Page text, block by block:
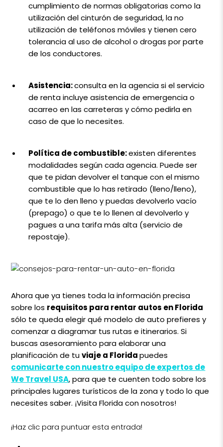
cumplimiento de normas obligatorias como la
utilización del cinturón de seguridad, la no
utilización de teléfonos móviles y tienen cero
tolerancia al uso de alcohol o drogas por parte
de los conductores.
Asistencia:consulta en la agencia si el servicio
de renta incluye asistencia de emergencia o
acarreo en las carreteras y cómo pedirla en
caso de que lo necesites.
Política de combustible:existen diferentes
modalidades según cada agencia. Puede ser
que te pidan devolver el tanque con el mismo
combustible que lo has retirado (lleno/lleno),
que te lo den lleno y puedas devolverlo vacío
(prepago) o que te lo llenen al devolverlo y
pagues a una tarifa más alta (servicio de
repostaje).
Ahora que ya tienes toda la información precisa
sobre los requisitos para rentar autos en Florida
sólo te queda elegir qué modelo de auto prefieres y
comenzar a diagramar tus rutas e itinerarios. Si
buscas asesoramiento para elaborar una
planificación de tuviaje a Floridapuedes
comunicarte con nuestro equipo de expertos de
We Travel USA, para que te cuenten todo sobre los
principales lugares turísticos de la zona y todo lo que
necesites saber. ¡Visita Florida con nosotros!
¡Haz clic para puntuar esta entrada!